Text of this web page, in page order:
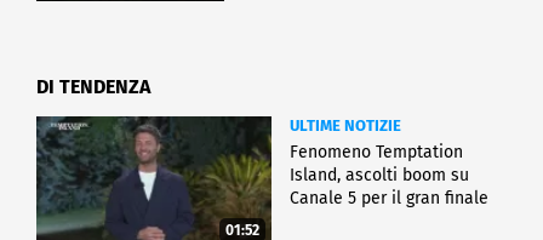
DI TENDENZA
01:52
ULTIME NOTIZIE
Fenomeno Temptation
Island, ascolti boom su
Canale 5 per il gran finale